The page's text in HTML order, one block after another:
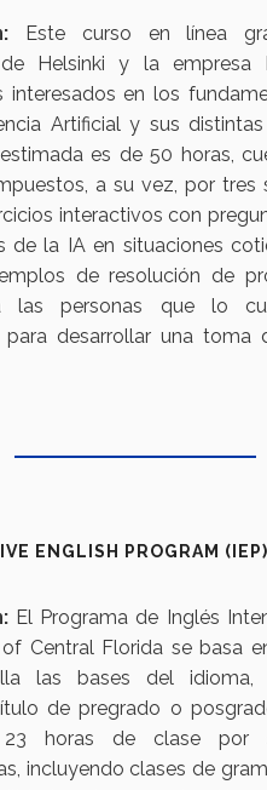
Este curso en línea
de Helsinki y la empresa
interesados en los
Artificial y sus distintas
es de 50 horas,
a su vez, por tres
interactivos con
de la IA en situaciones
de resolución de
las personas que lo
para desarrollar una toma
ENGLISH PROGRAM (IEP)
El Programa de Inglés
Central Florida se basa
las bases del idioma,
de pregrado o
horas de clase por
incluyendo clases de